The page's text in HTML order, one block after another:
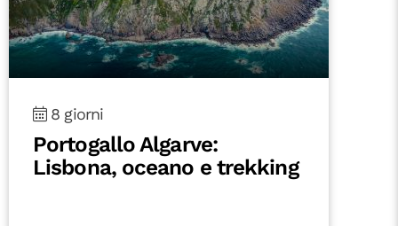
8 giorni
Portogallo Algarve:
Lisbona, oceano e trekking